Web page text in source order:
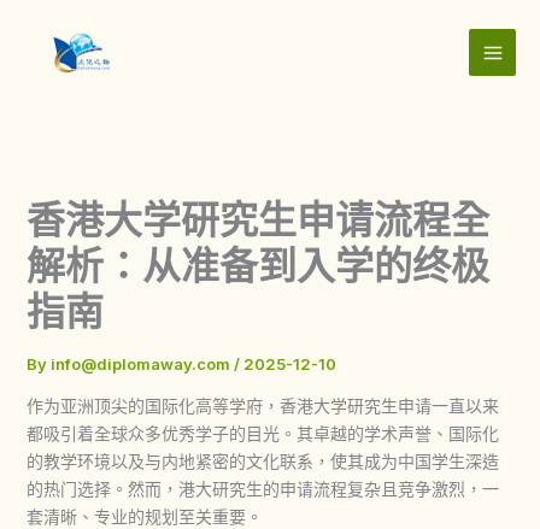
content
香港大学研究生申请流程全
解析：从准备到入学的终极
指南
By info@diplomaway.com / 2025-12-10
作为亚洲顶尖的国际化高等学府， 香港大学研究生申请一直以来
都吸引着全球众多优秀学子的目光。其卓越的学术声誉、国际化
的教学环境以及与内地紧密的文化联系，使其成为中国学生深造
的热门选择。然而， 港大研究生的申请流程复杂且竞争激烈，一
套清晰、专业的规划至关重要。